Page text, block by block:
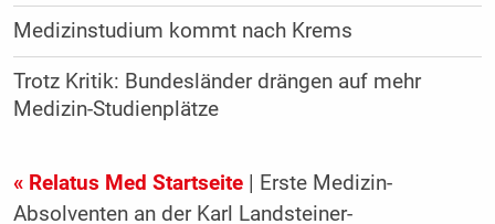
Medizinstudium kommt nach Krems
Trotz Kritik: Bundesländer drängen auf mehr
Medizin-Studienplätze
« Relatus Med Startseite| Erste Medizin-
Absolventen an der Karl Landsteiner-